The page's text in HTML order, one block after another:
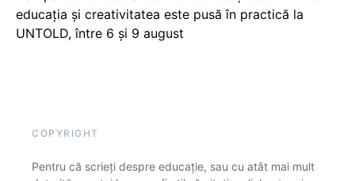
educația și creativitatea este pusă în practică la
UNTOLD, între 6 și 9 august
COPYRIGHT
Pentru că scrieți despre educație, sau cu atât mai mult